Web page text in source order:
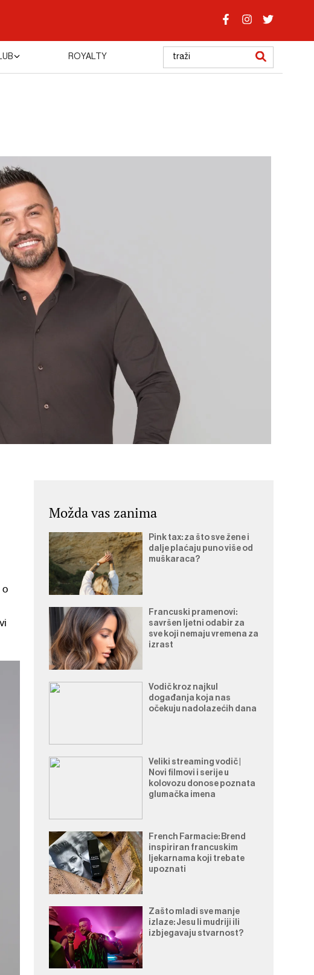
ROYALTY
o
Možda vas zanima
Pink tax: za što sve žene i
dalje plaćaju puno više od
muškaraca?
Francuski pramenovi:
savršen ljetni odabir za
sve koji nemaju vremena za
izrast
Vodič kroz najkul
događanja koja nas
očekuju nadolazećih dana
Veliki streaming vodič |
Novi filmovi i serije u
kolovozu donose poznata
glumačka imena
French Farmacie: Brend
inspiriran francuskim
ljekarnama koji trebate
upoznati
Zašto mladi sve manje
izlaze: Jesu li mudriji ili
izbjegavaju stvarnost?